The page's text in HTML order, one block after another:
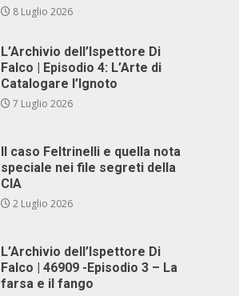
8 Luglio 2026
L’Archivio dell’Ispettore Di
Falco | Episodio 4: L’Arte di
Catalogare l’Ignoto
7 Luglio 2026
Il caso Feltrinelli e quella nota
speciale nei file segreti della
CIA
2 Luglio 2026
L’Archivio dell’Ispettore Di
Falco | 46909 -Episodio 3 – La
farsa e il fango